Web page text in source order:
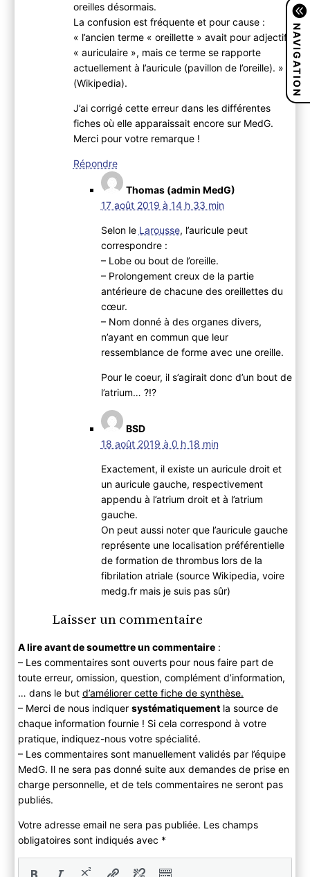
oreilles désormais.
La confusion est fréquente et pour cause :
« l’ancien terme « oreillette » avait pour adjectif
« auriculaire », mais ce terme se rapporte
actuellement à l’auricule (pavillon de l’oreille). »
(Wikipedia).
J’ai corrigé cette erreur dans les différentes
fiches où elle apparaissait encore sur MedG.
Merci pour votre remarque !
Répondre
Thomas (admin MedG)
17 août 2019 à 14 h 33 min
Selon le Larousse, l’auricule peut
correspondre :
– Lobe ou bout de l’oreille.
– Prolongement creux de la partie
antérieure de chacune des oreillettes du
cœur.
– Nom donné à des organes divers,
n’ayant en commun que leur
ressemblance de forme avec une oreille.
Pour le coeur, il s’agirait donc d’un bout de
l’atrium… ?!?
BSD
18 août 2019 à 0 h 18 min
Exactement, il existe un auricule droit et
un auricule gauche, respectivement
appendu à l’atrium droit et à l’atrium
gauche.
On peut aussi noter que l’auricule gauche
représente une localisation préférentielle
de formation de thrombus lors de la
fibrilation atriale (source Wikipedia, voire
medg.fr mais je suis pas sûr)
Laisser un commentaire
A lire avant de soumettre un commentaire:
– Les commentaires sont ouverts pour nous faire part de
toute erreur, omission, question, complément d’information,
… dans le but d’améliorer cette fiche de synthèse.
– Merci de nous indiquer systématiquementla source de
chaque information fournie ! Si cela correspond à votre
pratique, indiquez-nous votre spécialité.
– Les commentaires sont manuellement validés par l’équipe
MedG. Il ne sera pas donné suite aux demandes de prise en
charge personnelle, et de tels commentaires ne seront pas
publiés.
Votre adresse email ne sera pas publiée. Les champs
obligatoires sont indiqués avec *
NAVIGATION